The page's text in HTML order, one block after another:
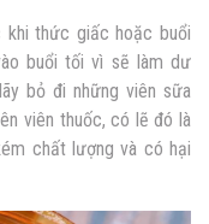
khi thức giấc hoặc buổi
buổi tối vì sẽ làm dư
bỏ đi những viên sữa
viên thuốc, có lẽ đó là
chất lượng và có hại